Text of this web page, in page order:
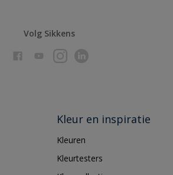
Volg Sikkens
Kleur en inspiratie
Kleuren
Kleurtesters